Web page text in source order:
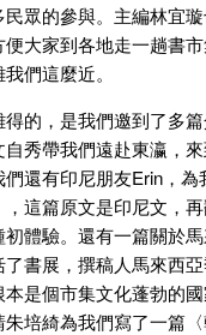
民眾的參與。主編林宜
大家到各地走一趟書
們這麼近。
，是我們邀到了多篇
秀帶我們遠赴東瀛，
還有印尼朋友Erin，為
，這篇原文是印尼文，
體驗。還有一篇關於
書展，撰稿人馬來西
是個市集文化蓬勃的
培綺為我們寫了一篇